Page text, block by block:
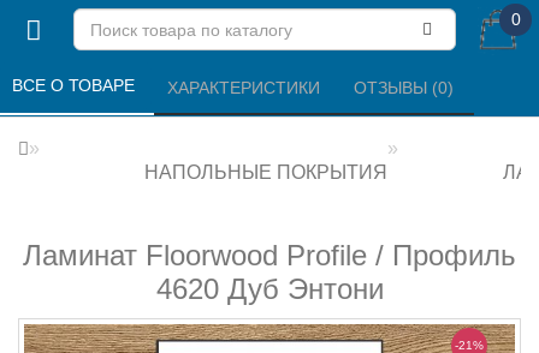
0
НАПОЛЬНЫЕ ПОКРЫТИЯ
Ламинат Floorwood Profile / Профиль
4620 Дуб Энтони
ВСЕ О ТОВАРЕ ХАРАКТЕРИСТИКИ ОТЗЫВЫ (0)
-21%